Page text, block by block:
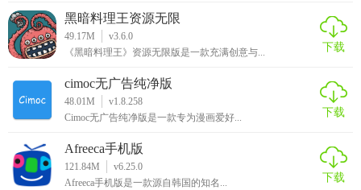
黑暗料理王资源无限
49.17M
v3.6.0
《黑暗料理王》资源无限版是一款充满创意与...
下载
cimoc无广告纯净版
48.01M
v1.8.258
Cimoc无广告纯净版是一款专为漫画爱好...
下载
Afreeca手机版
121.84M
v6.25.0
Afreeca手机版是一款源自韩国的知名...
下载